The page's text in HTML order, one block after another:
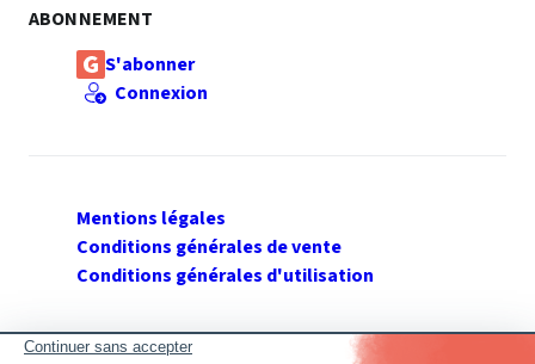
ABONNEMENT
S'abonner
Connexion
Mentions légales
Conditions générales de vente
Conditions générales d'utilisation